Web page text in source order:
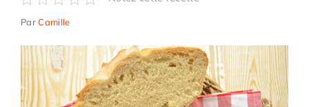
ParCamille